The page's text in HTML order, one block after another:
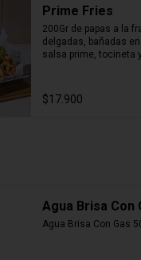
Prime Fries
200Gr de papas a la
delgadas, bañadas
salsa prime, tocineta
$17.900
Agua Brisa Con
Agua Brisa Con Gas